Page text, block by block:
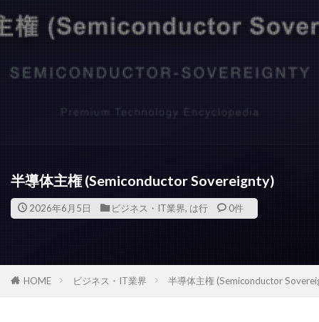
半導体主権 (Semiconductor Sovereignty)
2026年6月5日 ビジネス・IT業界, は行 0件
HOME ビジネス・IT業界 半導体主権 (Semiconductor